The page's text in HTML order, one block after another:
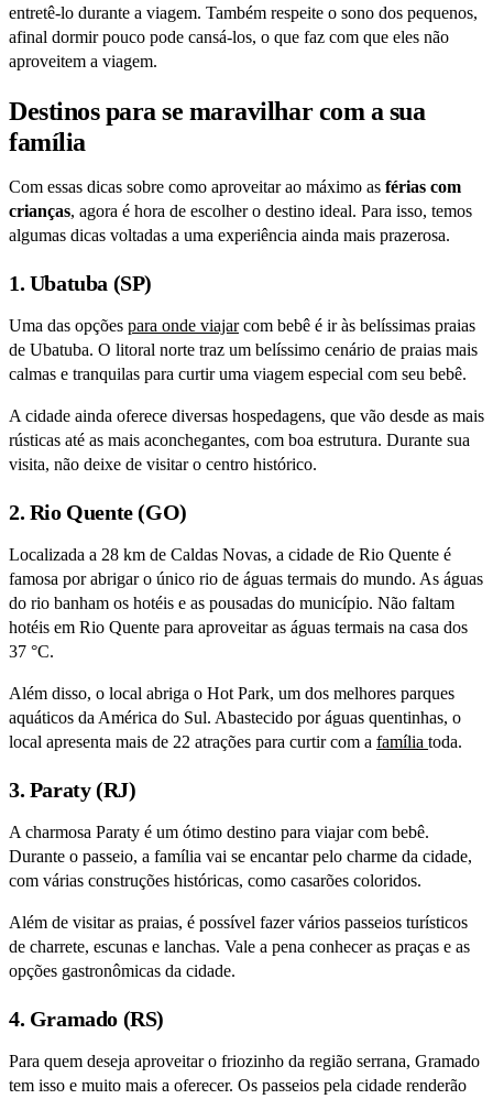
entretê-lo durante a viagem. Também respeite o sono dos pequenos,
afinal dormir pouco pode cansá-los, o que faz com que eles não
aproveitem a viagem.
Destinos para se maravilhar com a sua
família
Com essas dicas sobre como aproveitar ao máximo as férias com
crianças, agora é hora de escolher o destino ideal. Para isso, temos
algumas dicas voltadas a uma experiência ainda mais prazerosa.
1. Ubatuba (SP)
Uma das opções para onde viajarcom bebê é ir às belíssimas praias
de Ubatuba. O litoral norte traz um belíssimo cenário de praias mais
calmas e tranquilas para curtir uma viagem especial com seu bebê.
A cidade ainda oferece diversas hospedagens, que vão desde as mais
rústicas até as mais aconchegantes, com boa estrutura. Durante sua
visita, não deixe de visitar o centro histórico.
2. Rio Quente (GO)
Localizada a 28 km de Caldas Novas, a cidade de Rio Quente é
famosa por abrigar o único rio de águas termais do mundo. As águas
do rio banham os hotéis e as pousadas do município. Não faltam
hotéis em Rio Quente para aproveitar as águas termais na casa dos
37 °C.
Além disso, o local abriga o Hot Park, um dos melhores parques
aquáticos da América do Sul. Abastecido por águas quentinhas, o
local apresenta mais de 22 atrações para curtir com a família toda.
3. Paraty (RJ)
A charmosa Paraty é um ótimo destino para viajar com bebê.
Durante o passeio, a família vai se encantar pelo charme da cidade,
com várias construções históricas, como casarões coloridos.
Além de visitar as praias, é possível fazer vários passeios turísticos
de charrete, escunas e lanchas. Vale a pena conhecer as praças e as
opções gastronômicas da cidade.
4. Gramado (RS)
Para quem deseja aproveitar o friozinho da região serrana, Gramado
tem isso e muito mais a oferecer. Os passeios pela cidade renderão